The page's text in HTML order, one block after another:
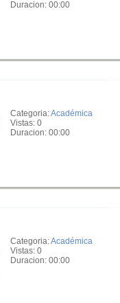
Duracion: 00:00
Categoria:Académica
Vistas: 0
Duracion: 00:00
Categoria:Académica
Vistas: 0
Duracion: 00:00